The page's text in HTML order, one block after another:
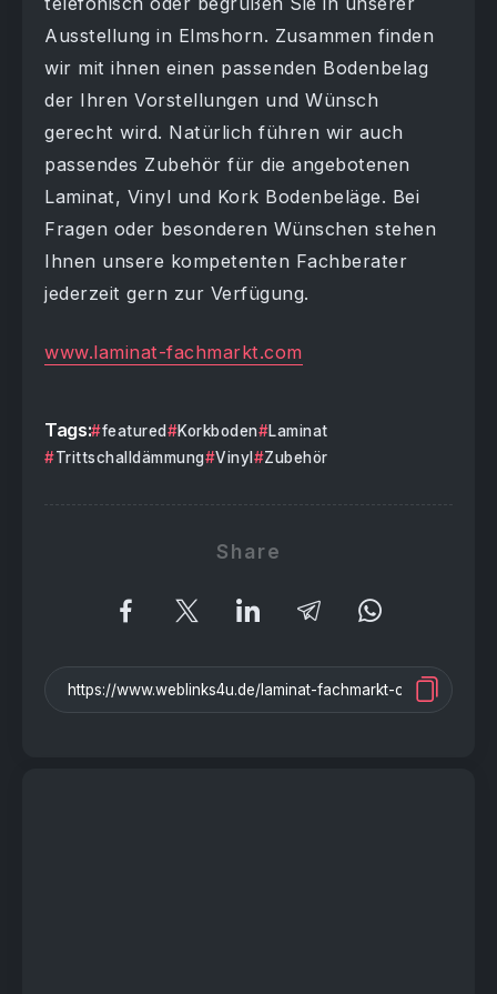
Ausstellung in Elmshorn. Zusammen finden
wir mit ihnen einen passenden Bodenbelag
der Ihren Vorstellungen und Wünsch
gerecht wird. Natürlich führen wir auch
passendes Zubehör für die angebotenen
Laminat, Vinyl und Kork Bodenbeläge. Bei
Fragen oder besonderen Wünschen stehen
Ihnen unsere kompetenten Fachberater
jederzeit gern zur Verfügung.
www.laminat-fachmarkt.com
Tags: featured Korkboden
Laminat
Trittschalldämmung
Vinyl Zubehör
Share